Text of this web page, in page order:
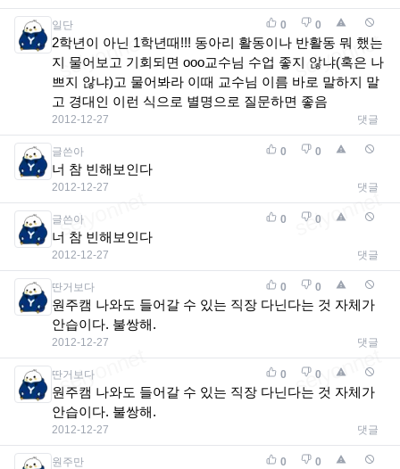
일단 0 0
2학년이 아닌 1학년때!!! 동아리 활동이나 반활동 뭐 했는
지 물어보고 기회되면 ooo교수님 수업 좋지 않냐(혹은 나
쁘지 않냐)고 물어봐라 이때 교수님 이름 바로 말하지 말
고 경대인 이런 식으로 별명으로 질문하면 좋음
2012-12-27 댓글
글쓴아 0 0
너 참 빈해보인다
2012-12-27 댓글
글쓴아 0 0
너 참 빈해보인다
2012-12-27 댓글
딴거보다 0 0
원주캠 나와도 들어갈 수 있는 직장 다닌다는 것 자체가
안습이다. 불쌍해.
2012-12-27 댓글
딴거보다 0 0
원주캠 나와도 들어갈 수 있는 직장 다닌다는 것 자체가
안습이다. 불쌍해.
2012-12-27 댓글
원주만 0 0